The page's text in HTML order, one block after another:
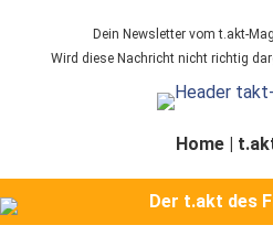
Dein Newsletter vom t.akt-
Wird diese Nachricht nicht richtig
Home|
Der t.akt des